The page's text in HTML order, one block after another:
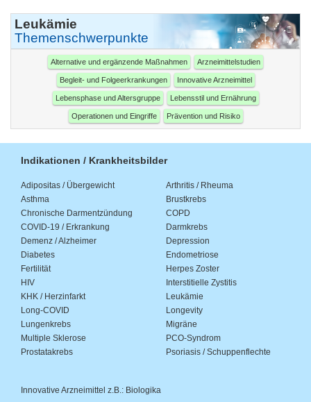
Leukämie
Themenschwerpunkte
Alternative und ergänzende Maßnahmen Arzneimittelstudien
Begleit- und Folgeerkrankungen Innovative Arzneimittel
Lebensphase und Altersgruppe Lebensstil und Ernährung
Operationen und Eingriffe Prävention und Risiko
Indikationen / Krankheitsbilder
Adipositas / Übergewicht
Arthritis / Rheuma
Asthma
Brustkrebs
Chronische Darmentzündung
COPD
COVID-19 / Erkrankung
Darmkrebs
Demenz / Alzheimer
Depression
Diabetes
Endometriose
Fertilität
Herpes Zoster
HIV
Interstitielle Zystitis
KHK / Herzinfarkt
Leukämie
Long-COVID
Longevity
Lungenkrebs
Migräne
Multiple Sklerose
PCO-Syndrom
Prostatakrebs
Psoriasis / Schuppenflechte
Innovative Arzneimittel z.B.: Biologika